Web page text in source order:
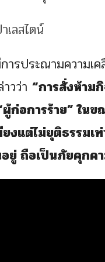
ประณามความเค
วว่า “การสั่งห้า
ก่อการร้าย” ใน
แต่ไม่ยุติธรรมเ
ยู่ ถือเป็นภัยคุกค